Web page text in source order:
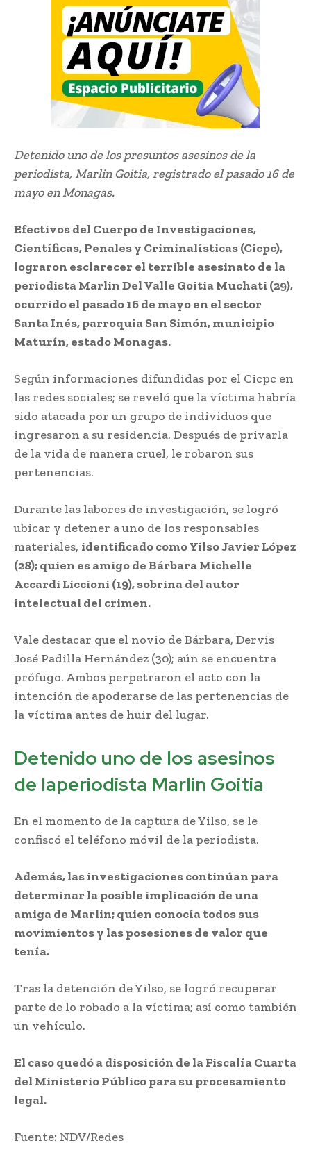
Detenido uno de los presuntos asesinos de la
periodista, Marlin Goitia, registrado el pasado 16 de
mayo en Monagas.
Efectivos del Cuerpo de Investigaciones,
Científicas, Penales y Criminalísticas (Cicpc),
lograron esclarecer el terrible asesinato de la
periodista Marlin Del Valle Goitia Muchati (29),
ocurrido el pasado 16 de mayo en el sector
Santa Inés, parroquia San Simón, municipio
Maturín, estado Monagas.
Según informaciones difundidas por el Cicpc en
las redes sociales; se reveló que la víctima habría
sido atacada por un grupo de individuos que
ingresaron a su residencia. Después de privarla
de la vida de manera cruel, le robaron sus
pertenencias.
Durante las labores de investigación, se logró
ubicar y detener a uno de los responsables
materiales, identificado como Yilso Javier López
(28); quien es amigo de Bárbara Michelle
Accardi Liccioni (19), sobrina del autor
intelectual del crimen.
Vale destacar que el novio de Bárbara, Dervis
José Padilla Hernández (30); aún se encuentra
prófugo. Ambos perpetraron el acto con la
intención de apoderarse de las pertenencias de
la víctima antes de huir del lugar.
Detenido uno de los asesinos
de laperiodista Marlin Goitia
En el momento de la captura de Yilso, se le
confiscó el teléfono móvil de la periodista.
Además, las investigaciones continúan para
determinar la posible implicación de una
amiga de Marlin; quien conocía todos sus
movimientos y las posesiones de valor que
tenía.
Tras la detención de Yilso, se logró recuperar
parte de lo robado a la víctima; así como también
un vehículo.
El caso quedó a disposición de la Fiscalía Cuarta
del Ministerio Público para su procesamiento
legal.
Fuente: NDV/Redes